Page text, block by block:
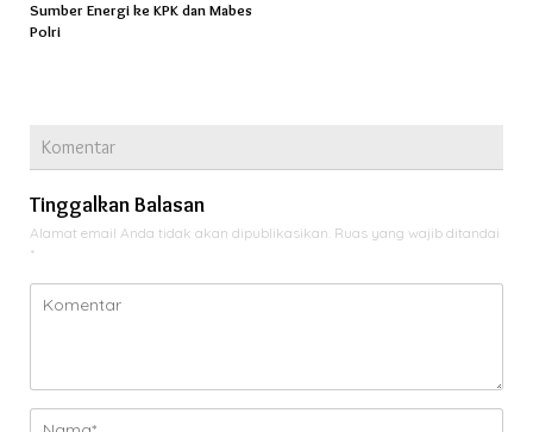
Sumber Energi ke KPK dan Mabes
Polri
Komentar
Tinggalkan Balasan
Alamat email Anda tidak akan dipublikasikan. Ruas yang wajib ditandai
*